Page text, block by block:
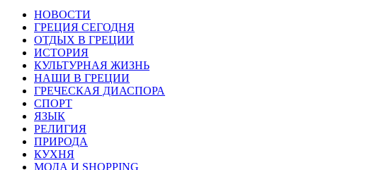
НОВОСТИ
ГРЕЦИЯ СЕГОДНЯ
ОТДЫХ В ГРЕЦИИ
ИСТОРИЯ
КУЛЬТУРНАЯ ЖИЗНЬ
НАШИ В ГРЕЦИИ
ГРЕЧЕСКАЯ ДИАСПОРА
СПОРТ
ЯЗЫК
РЕЛИГИЯ
ПРИРОДА
КУХНЯ
МОДА И SHOPPING